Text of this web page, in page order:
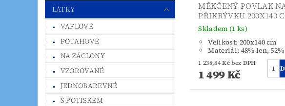
LÁTKY
VAFLOVÉ
POTAHOVÉ
NA ZÁCLONY
VZOROVANÉ
JEDNOBAREVNÉ
S POTISKEM
MĚKČENÝ POVLAK
PŘIKRÝVKU 200X140
Skladem (1 ks)
Velikost: 200x140 cm
Materiál: 48% len,
1 238,84 Kč bez DPH
1 499 Kč